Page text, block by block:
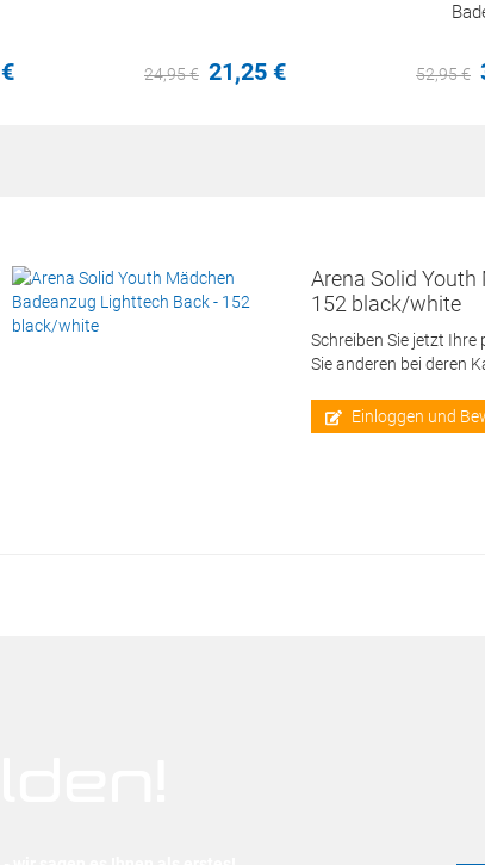
€ 24,95€ 21,25 € 52,95€
Arena Solid
152 black/white
Schreiben Sie jetzt
Sie anderen bei deren
Einloggen und